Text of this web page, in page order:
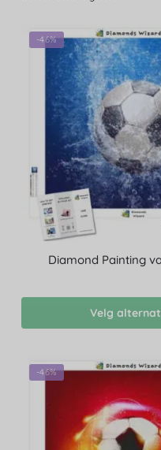
-46%
Diamond Painting
Velg
-46%